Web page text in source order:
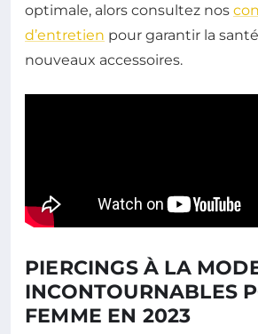
optimale, alors consultez nos
d’entretien pour garantir la
nouveaux accessoires.
PIERCINGS À LA
INCONTOURNABLES
FEMME EN 2023